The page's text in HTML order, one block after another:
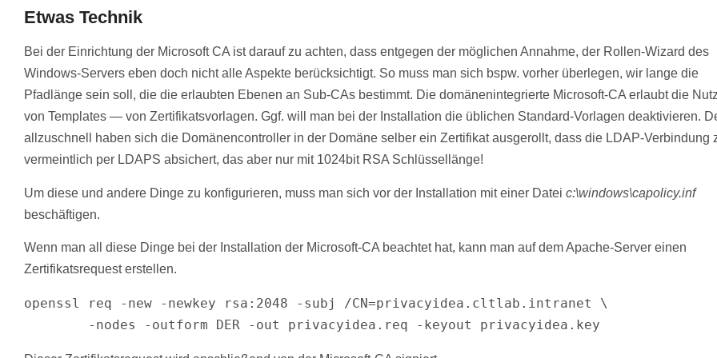
Etwas Technik
Bei der Einrichtung der Microsoft CA ist darauf zu achten, dass entgegen der möglichen Annahme, der Rollen-Wizard des
Windows-Servers eben doch nicht alle Aspekte berücksichtigt. So muss man sich bspw. vorher überlegen, wir lange die
Pfadlänge sein soll, die die erlaubten Ebenen an Sub-CAs bestimmt. Die domänenintegrierte Microsoft-CA erlaubt die
von Templates — von Zertifikatsvorlagen. Ggf. will man bei der Installation die üblichen Standard-Vorlagen deaktivieren.
allzuschnell haben sich die Domänencontroller in der Domäne selber ein Zertifikat ausgerollt, dass die LDAP-Verbindung
vermeintlich per LDAPS absichert, das aber nur mit 1024bit RSA Schlüssellänge!
Um diese und andere Dinge zu konfigurieren, muss man sich vor der Installation mit einer Datei c:\windows\capolicy.inf
beschäftigen.
Wenn man all diese Dinge bei der Installation der Microsoft-CA beachtet hat, kann man auf dem Apache-Server einen
Zertifikatsrequest erstellen.
openssl req -new -newkey rsa:2048 -subj /CN=privacyidea.cltlab.intranet \
        -nodes -outform DER -out privacyidea.req -keyout privacyidea.key